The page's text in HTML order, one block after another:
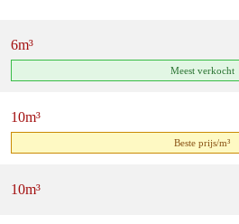
6m³
Meest verkocht
10m³
Beste prijs/m³
10m³